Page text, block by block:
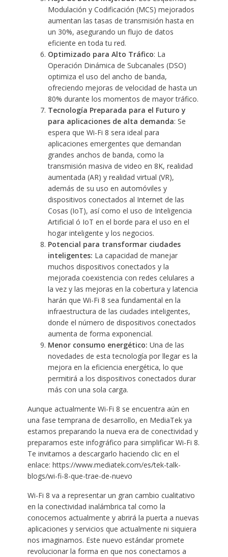
Modulación y Codificación (MCS) mejorados
aumentan las tasas de transmisión hasta en
un 30%, asegurando un flujo de datos
eficiente en toda tu red.
Optimizado para Alto Tráfico: La
Operación Dinámica de Subcanales (DSO)
optimiza el uso del ancho de banda,
ofreciendo mejoras de velocidad de hasta un
80% durante los momentos de mayor tráfico.
Tecnología Preparada para el Futuro y
para aplicaciones de alta demanda: Se
espera que Wi-Fi 8 sera ideal para
aplicaciones emergentes que demandan
grandes anchos de banda, como la
transmisión masiva de video en 8K, realidad
aumentada (AR) y realidad virtual (VR),
además de su uso en automóviles y
dispositivos conectados al Internet de las
Cosas (IoT), así como el uso de Inteligencia
Artificial ó IoT en el borde para el uso en el
hogar inteligente y los negocios.
Potencial para transformar ciudades
inteligentes: La capacidad de manejar
muchos dispositivos conectados y la
mejorada coexistencia con redes celulares a
la vez y las mejoras en la cobertura y latencia
harán que Wi-Fi 8 sea fundamental en la
infraestructura de las ciudades inteligentes,
donde el número de dispositivos conectados
aumenta de forma exponencial.
Menor consumo energético: Una de las
novedades de esta tecnología por llegar es la
mejora en la eficiencia energética, lo que
permitirá a los dispositivos conectados durar
más con una sola carga.
Aunque actualmente Wi-Fi 8 se encuentra aún en
una fase temprana de desarrollo, en MediaTek ya
estamos preparando la nueva era de conectividad y
preparamos este infográfico para simplificar Wi-Fi 8.
Te invitamos a descargarlo haciendo clic en el
enlace: https://www.mediatek.com/es/tek-talk-
blogs/wi-fi-8-que-trae-de-nuevo
Wi-Fi 8 va a representar un gran cambio cualitativo
en la conectividad inalámbrica tal como la
conocemos actualmente y abrirá la puerta a nuevas
aplicaciones y servicios que actualmente ni siquiera
nos imaginamos. Este nuevo estándar promete
revolucionar la forma en que nos conectamos a